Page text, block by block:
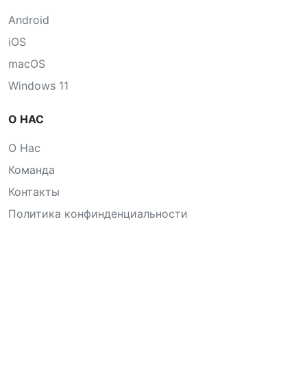
Android
iOS
macOS
Windows 11
О НАС
О Нас
Команда
Контакты
Политика конфинденциальности